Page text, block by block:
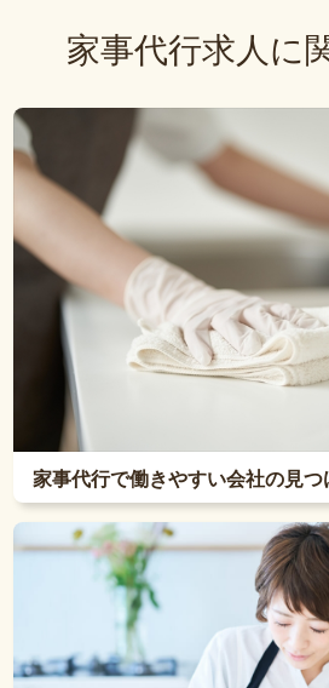
家事代行求人に
家事代行で働きやすい会社の見つ